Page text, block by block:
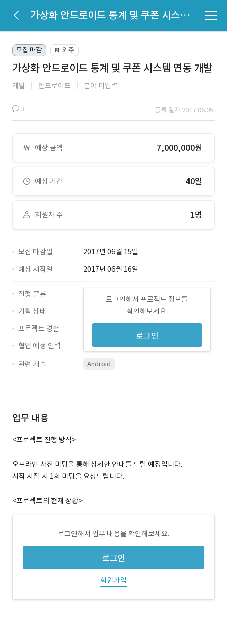
가상화 안드로이드 통계 및 쿠폰 시스템 연동 개발
모집 마감 📔 외주
가상화 안드로이드 통계 및 쿠폰 시스템 연동 개발
개발 안드로이드 분야 미입력
3 등록 일자 2017.06.05.
예상 금액 7,000,000원
예상 기간 40일
지원자 수 1명
모집 마감일
2017년 06월 15일
예상 시작일
2017년 06월 16일
로그인해서 프로젝트 정보를
확인해보세요.
로그인
진행 분류
기획 상태
프로젝트 경험
협업 예정 인력
관련 기술
Android
업무 내용
<프로젝트 진행 방식>
오프라인 사전 미팅을 통해 상세한 안내를 드릴 예정입니다.
시작 시점 시 1회 미팅을 요청드립니다.
<프로젝트의 현재 상황>
로그인해서 업무 내용을 확인해보세요.
로그인
회원가입